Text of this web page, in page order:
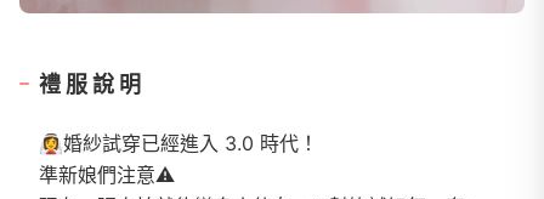
禮服說明
👰‍♀️婚紗試穿已經進入 3.0 時代！
準新娘們注意⚠️